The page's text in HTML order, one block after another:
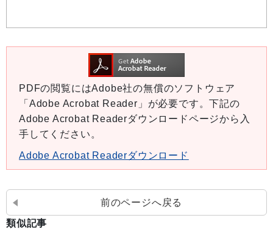
PDFの閲覧にはAdobe社の無償のソフトウェア
「Adobe Acrobat Reader」が必要です。下記の
Adobe Acrobat Readerダウンロードページから入
手してください。
Adobe Acrobat Readerダウンロード
前のページへ戻る
類似記事